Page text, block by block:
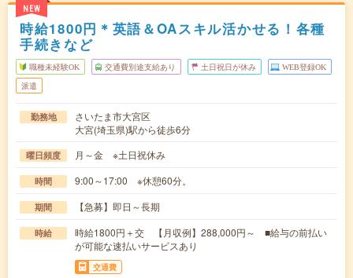
NEW
時給1800円＊英語＆OAスキル活かせる！各種
手続きなど
職種未経験OK 交通費別途支給あり 土日祝日が休み WEB登録OK
派遣
勤務地
さいたま市大宮区
大宮(埼玉県)駅から徒歩6分
曜日頻度 月～金 ※土日祝休み
時間 9:00～17:00 ※休憩60分。
期間 【急募】即日～長期
時給
時給1800円＋交 【月収例】288,000円～ ■給与の前払い
が可能な速払いサービスあり
交通費